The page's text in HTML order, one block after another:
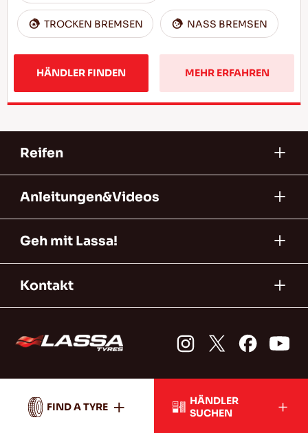
TROCKEN BREMSEN NASS BREMSEN
HÄNDLER FINDEN MEHR ERFAHREN
Reifen
Anleitungen&Videos
Geh mit Lassa!
Kontakt
FIND A TYRE
HÄNDLER
SUCHEN